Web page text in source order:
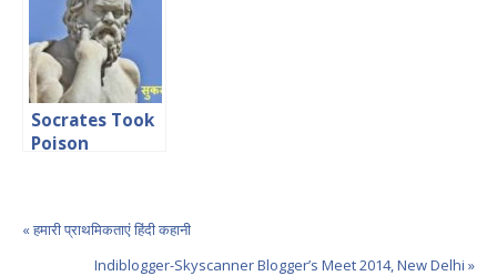
Socrates Took
Poison
« हमारी प्राथमिकताएं हिंदी कहानी
Indiblogger-Skyscanner Blogger’s Meet 2014, New Delhi »